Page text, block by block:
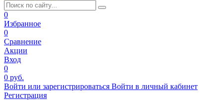
0
Избранное
0
Сравнение
Акции
Вход
0
0 руб.
Войти или зарегистрироваться Войти в личный кабинет
Регистрация